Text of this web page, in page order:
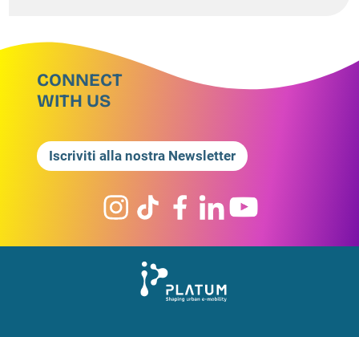
CONNECT
WITH US
Iscriviti alla nostra Newsletter